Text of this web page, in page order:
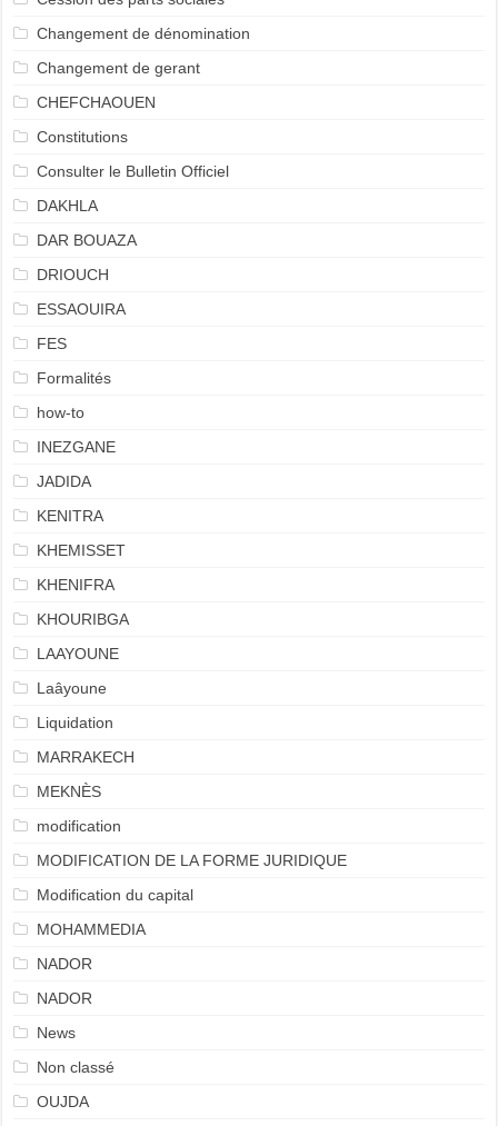
Changement de dénomination
Changement de gerant
CHEFCHAOUEN
Constitutions
Consulter le Bulletin Officiel
DAKHLA
DAR BOUAZA
DRIOUCH
ESSAOUIRA
FES
Formalités
how-to
INEZGANE
JADIDA
KENITRA
KHEMISSET
KHENIFRA
KHOURIBGA
LAAYOUNE
Laâyoune
Liquidation
MARRAKECH
MEKNÈS
modification
MODIFICATION DE LA FORME JURIDIQUE
Modification du capital
MOHAMMEDIA
NADOR
NADOR
News
Non classé
OUJDA